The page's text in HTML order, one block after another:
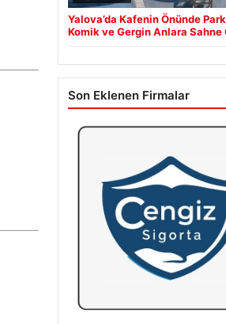
Yalova’da Kafenin Önünde
Komik ve Gergin Anlara Sahne
Son Eklenen Firmalar